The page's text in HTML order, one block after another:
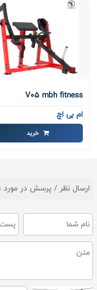
V05 mbh fitness
ام بی اچ
خرید
ارسال نظر / پرسش در مورد V22 mbh fitness